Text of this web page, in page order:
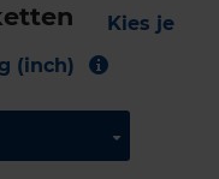
Kies je
(inch)